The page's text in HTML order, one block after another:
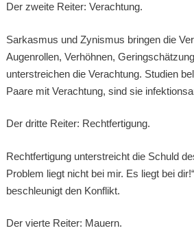
Der zweite Reiter: Verachtung.
Sarkasmus und Zynismus bringen die
Augenrollen, Verhöhnen,
unterstreichen die Verachtung. Studien
Paare mit Verachtung, sind sie
Der dritte Reiter: Rechtfertigung.
Rechtfertigung unterstreicht die Schuld
Problem liegt nicht bei mir. Es liegt bei
beschleunigt den Konflikt.
Der vierte Reiter: Mauern.